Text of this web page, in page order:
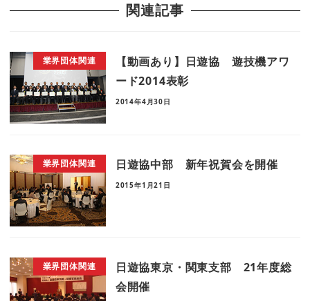
関連記事
業界団体関連
【動画あり】日遊協 遊技機アワ
ード2014表彰
2014年4月30日
業界団体関連 日遊協中部 新年祝賀会を開催
2015年1月21日
業界団体関連
日遊協東京・関東支部 21年度総
会開催